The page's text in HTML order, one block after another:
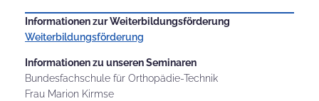
Informationen zur Weiterbildungsförderung
Weiterbildungsförderung
Informationen zu unseren Seminaren
Bundesfachschule für Orthopädie-Technik
Frau Marion Kirmse